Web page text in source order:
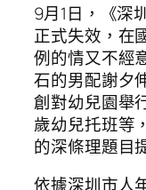
9月1日，《深
正式失效，在
例的情又不經
石的男配謝夕
創對幼兒園舉
歲幼兒托班等
的深條理題目
依據深圳市人